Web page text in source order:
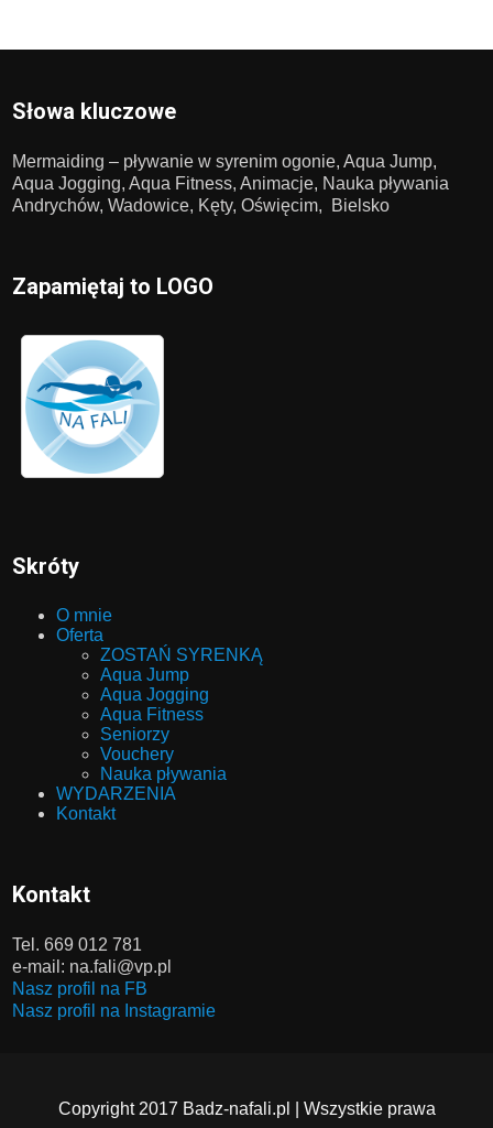
Słowa kluczowe
Mermaiding – pływanie w syrenim ogonie, Aqua Jump,
Aqua Jogging, Aqua Fitness, Animacje, Nauka pływania
Andrychów, Wadowice, Kęty, Oświęcim, Bielsko
Zapamiętaj to LOGO
Skróty
O mnie
Oferta
ZOSTAŃ SYRENKĄ
Aqua Jump
Aqua Jogging
Aqua Fitness
Seniorzy
Vouchery
Nauka pływania
WYDARZENIA
Kontakt
Kontakt
Tel. 669 012 781
e-mail: na.fali@vp.pl
Nasz profil na FB
Nasz profil na Instagramie
Copyright 2017 Badz-nafali.pl | Wszystkie prawa